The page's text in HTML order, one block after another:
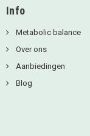
Info
Metabolic balance
Over ons
Aanbiedingen
Blog